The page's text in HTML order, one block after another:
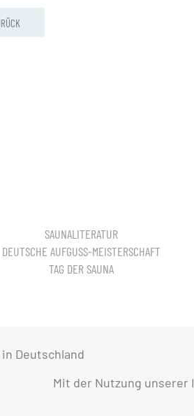
Mit der Nutzung
SAUNALITERATUR
DEUTSCHE AUFGUSS-MEISTERSCHAFT
TAG DER SAUNA
Deutschland